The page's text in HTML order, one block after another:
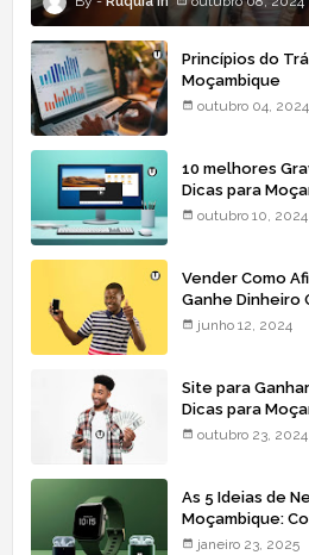
Princípios do
Moçambique
outubro 04, 2024
10 melhores
Dicas para
outubro 10, 2024
Vender Como
Ganhe Dinheiro
junho 12, 2024
Site para
Dicas para
outubro 23, 2024
As 5 Ideias de
Moçambique:
Lucre Mais
janeiro 23, 2025